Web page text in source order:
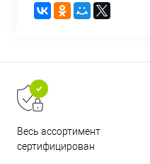
Весь ассортимент
сертифицирован